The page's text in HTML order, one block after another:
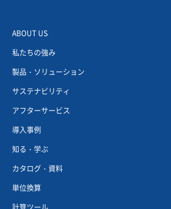
ABOUT US
私たちの強み
製品・ソリューション
サステナビリティ
アフターサービス
導入事例
知る・学ぶ
カタログ・資料
単位換算
計算ツール